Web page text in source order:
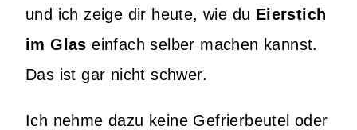
und ich zeige dir heute, wie du Eierstich
im Glaseinfach selber machen kannst.
Das ist gar nicht schwer.
Ich nehme dazu keine Gefrierbeutel oder